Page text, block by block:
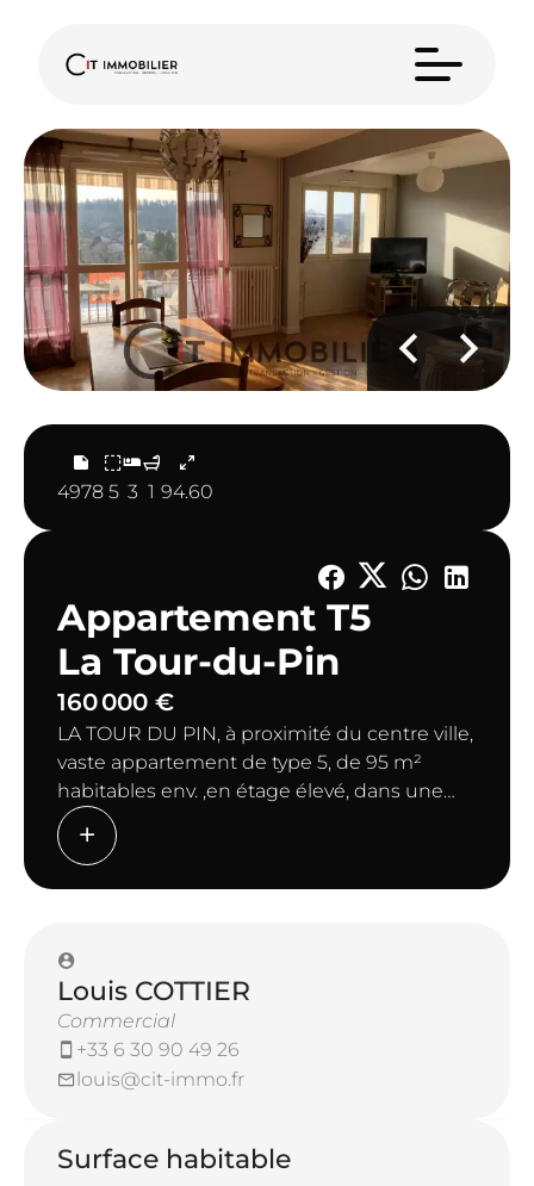
4978 5 3 1 94.60
Appartement T5
La Tour-du-Pin
160 000 €
LA TOUR DU PIN, à proximité du centre ville,
vaste appartement de type 5, de 95 m²
habitables env. ,en étage élevé, dans une
résidence sécurisée avec ascenseur, avec
vue imprenable comprenant: hall d'entrée,
WC, nombreux placards. Prévoir
rafraichissement. Cave. Au calme. A
découvrir avec votre Agence CIT La Tour du
Pin
Louis COTTIER
Commercial
+33 6 30 90 49 26
louis@cit-immo.fr
Surface habitable